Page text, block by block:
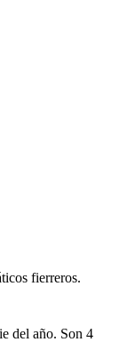
fierreros.
del año. Son 4